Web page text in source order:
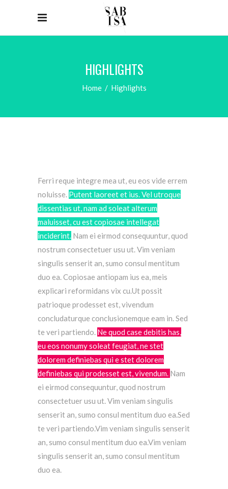
HIGHLIGHTS
Home/ Highlights
Ferri reque integre mea ut, eu eos vide errem
noluisse. Putent laoreet et ius. Vel utroque
dissentias ut, nam ad soleat alterum
maluisset, cu est copiosae intellegat
inciderint. Nam ei eirmod consequuntur, quod
nostrum consectetuer usu ut.Vim veniam
singulis senserit an, sumo consul mentitum
duo ea. Copiosae antiopam ius ea, meis
explicari reformidans vix cu.Ut possit
patrioque prodesset est, vivendum
concludaturque conclusionemque eam in.Sed
te veri partiendo. Ne quod case debitis has,
eu eos nonumy soleat feugiat, ne stet
dolorem definiebas qui e stet dolorem
definiebas qui prodesset est, vivendum. Nam
ei eirmod consequuntur, quod nostrum
consectetuer usu ut. Vim veniam singulis
senserit an, sumo consul mentitum duo ea.Sed
te veri partiendo.Vim veniam singulis senserit
an, sumo consul mentitum duo ea.Vim veniam
singulis senserit an, sumo consul mentitum
duo ea.